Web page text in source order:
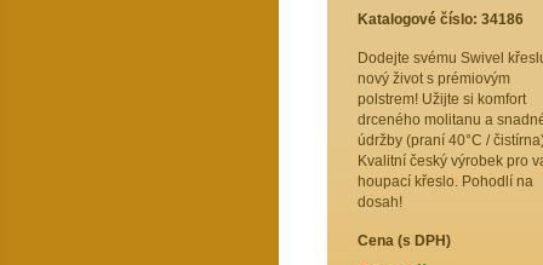
Katalogové číslo: 34186
Dodejte svému Swivel
nový život s prémiovým
polstrem! Užijte si komfort
drceného molitanu a
údržby (praní 40°C /
Kvalitní český výrobek pro
houpací křeslo. Pohodlí na
dosah!
Cena (s DPH)